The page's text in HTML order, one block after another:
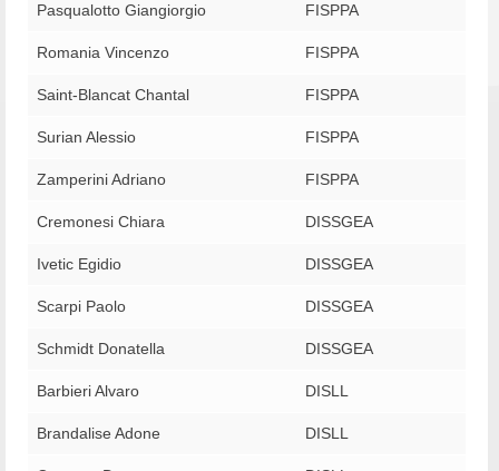
Pasqualotto Giangiorgio FISPPA
Romania Vincenzo FISPPA
Saint-Blancat Chantal FISPPA
Surian Alessio FISPPA
Zamperini Adriano FISPPA
Cremonesi Chiara DISSGEA
Ivetic Egidio DISSGEA
Scarpi Paolo DISSGEA
Schmidt Donatella DISSGEA
Barbieri Alvaro DISLL
Brandalise Adone DISLL